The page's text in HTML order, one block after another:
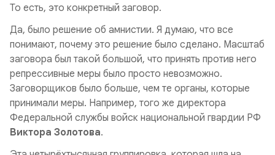
То есть, это конкретный заговор.
Да, было решение об амнистии. Я думаю, что все
понимают, почему это решение было сделано. Масштаб
заговора был такой большой, что принять против него
репрессивные меры было просто невозможно.
Заговорщиков было больше, чем те органы, которые
принимали меры. Например, того же директора
Федеральной службы войск национальной гвардии РФ
Виктора Золотова.